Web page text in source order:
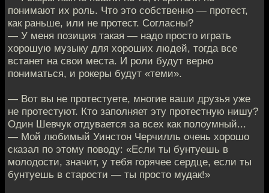
понимают их роль. Что это собственно — протест,
как раньше, или не протест. Согласны?
— У меня позиция такая — надо просто играть
хорошую музыку для хороших людей, тогда все
встанет на свои места. И роли будут верно
пониматься, и рокеры будут «теми».
— Вот вы не протестуете, многие ваши друзья уже
не протестуют. Кто заполняет эту протестную нишу?
Один Шевчук отдувается за всех как полоумный...
— Мой любимый Уинстон Черчилль очень хорошо
сказал по этому поводу: «Если ты бунтуешь в
молодости, значит, у тебя горячее сердце, если ты
бунтуешь в старости — ты просто мудак!»